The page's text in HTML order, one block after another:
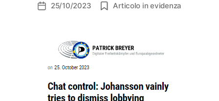
Data25/10/2023 Articolo in evidenza